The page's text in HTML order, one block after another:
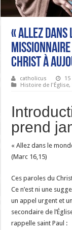
« Allez dans
Christ à
catholicus
Histoire de l'Église,
prend
« Allez dans le
(Marc 16,15)
Ces paroles du
Ce n’est ni une
un appel urgent et
secondaire de
rappelle saint Paul :